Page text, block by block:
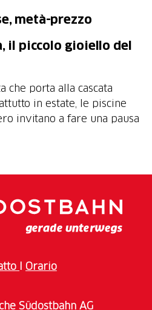
metà-prezzo
il piccolo gioiello del
che porta alla cascata
in estate, le piscine
invitano a fare una pausa
Orario
Südostbahn AG